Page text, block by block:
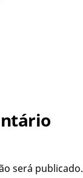
será publicado.